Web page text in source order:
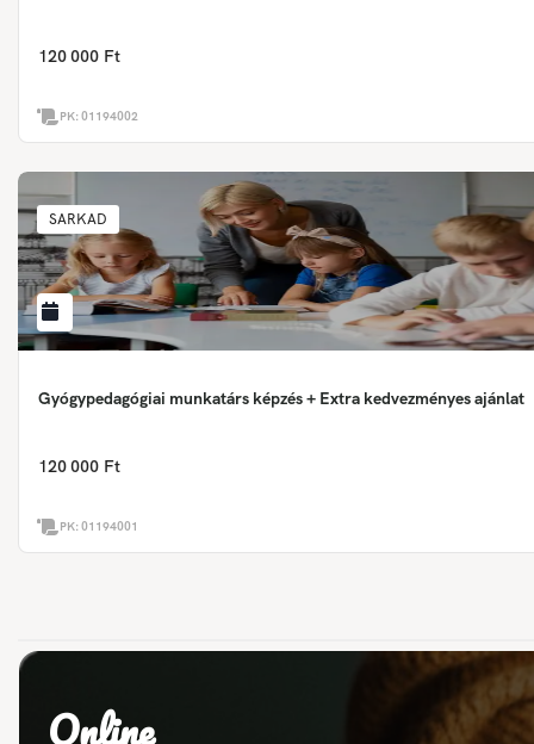
120 000 Ft
PK:01194002
SARKAD
Gyógypedagógiai munkatárs képzés + Extra kedvezményes ajánlat
120 000 Ft
PK:01194001
Online